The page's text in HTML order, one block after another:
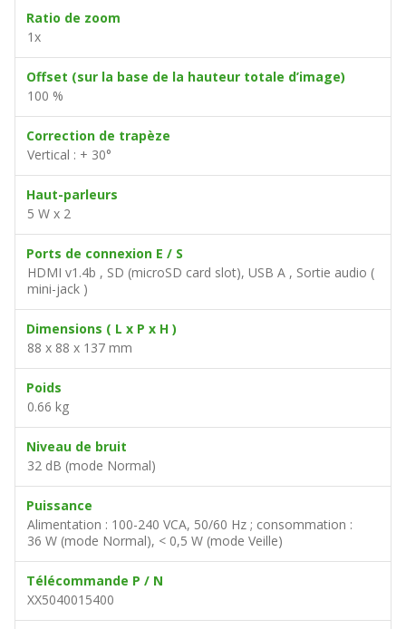
Ratio de zoom
1x
Offset (sur la base de la hauteur totale d’image)
100 %
Correction de trapèze
Vertical : + 30°
Haut-parleurs
5 W x 2
Ports de connexion E / S
HDMI v1.4b , SD (microSD card slot), USB A , Sortie audio (
mini-jack )
Dimensions ( L x P x H )
88 x 88 x 137 mm
Poids
0.66 kg
Niveau de bruit
32 dB (mode Normal)
Puissance
Alimentation : 100-240 VCA, 50/60 Hz ; consommation :
36 W (mode Normal), < 0,5 W (mode Veille)
Télécommande P / N
XX5040015400